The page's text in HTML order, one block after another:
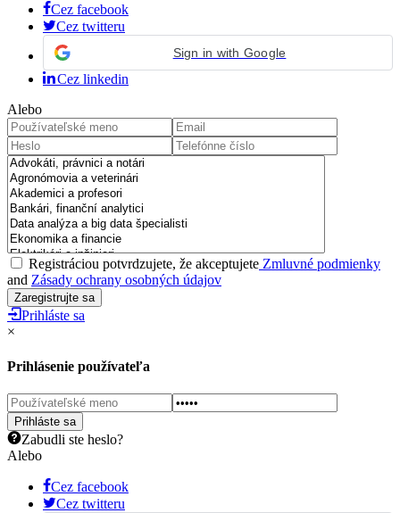
Cez facebook
Cez twitteru
Sign in with Google
Cez linkedin
Alebo
Registráciou potvrdzujete, že akceptujete Zmluvné podmienky
and Zásady ochrany osobných údajov
Prihláste sa
×
Prihlásenie používateľa
Zabudli ste heslo?
Alebo
Cez facebook
Cez twitteru